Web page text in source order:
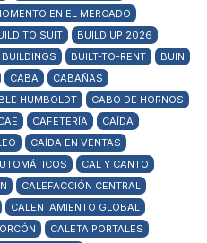
EN EL MERCADO
TO SUIT
BUILD UP 2026
BUILDINGS BUILT-TO-RENT
BUIN
CABA
CABAÑAS
HUMBOLDT
CABO DE HORNOS
CAFETERÍA
CAÍDA
CAÍDA EN VENTAS
CAL Y CANTO
CALEFACCIÓN CENTRAL
CALENTAMIENTO GLOBAL
CALETA PORTALES